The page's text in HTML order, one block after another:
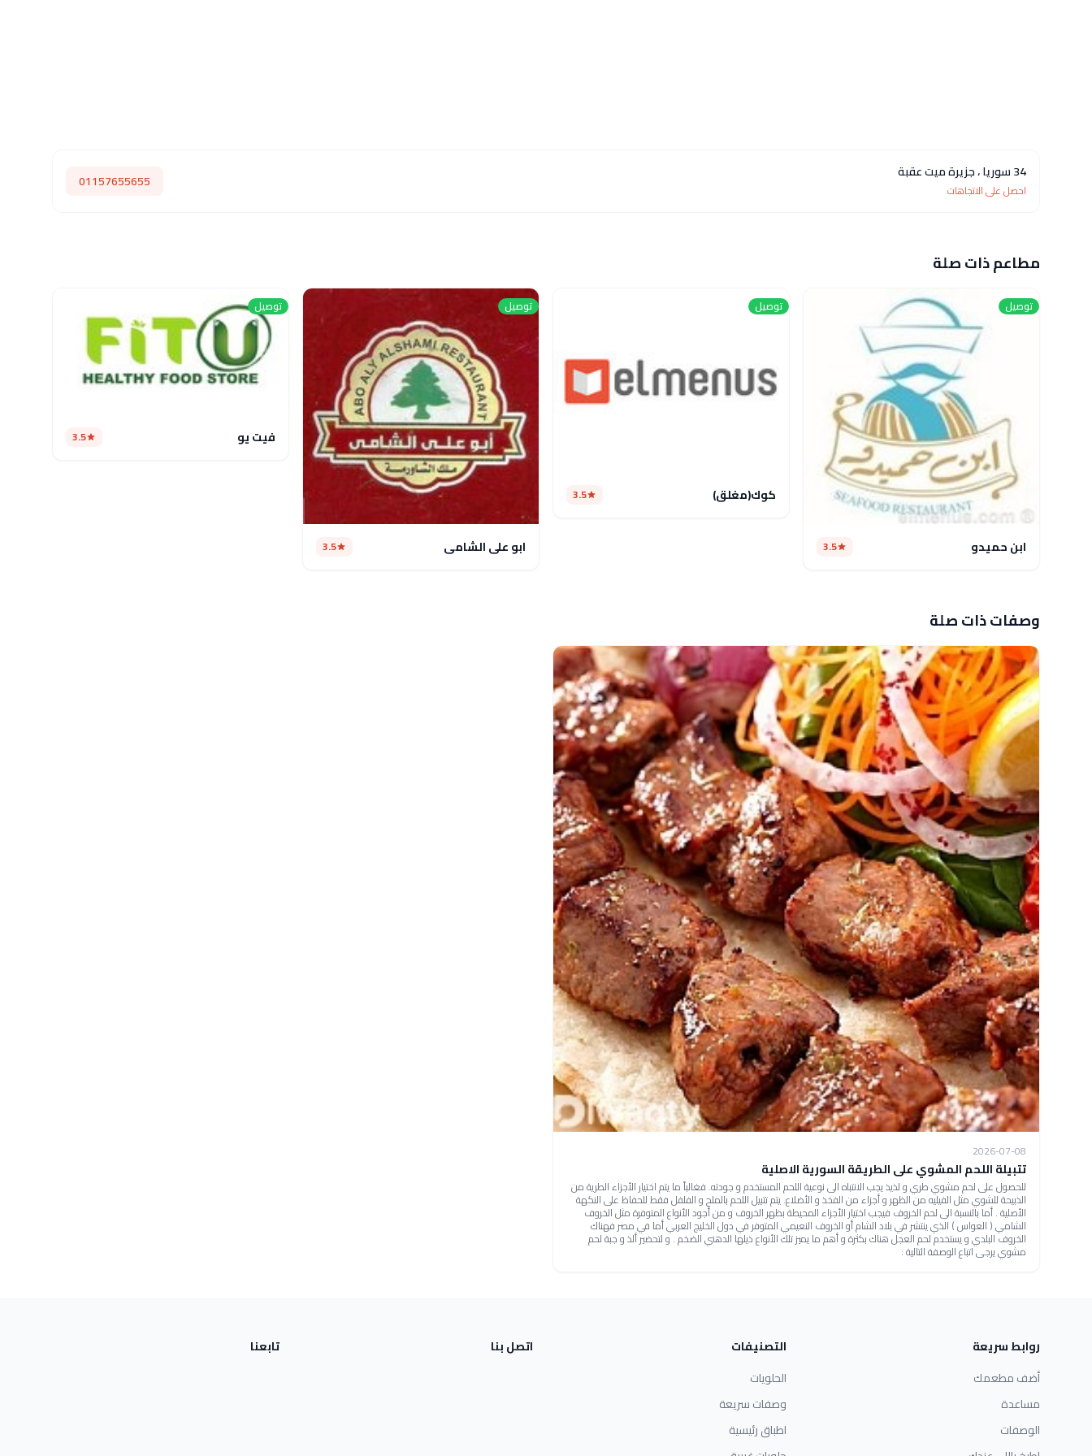
34 سوريا ، جزيرة ميت عقبة
احصل على الاتجاهات 01157655655
مطاعم ذات صلة
توصيل
ابن حميدو 3.5
توصيل
كوك(مغلق) 3.5
توصيل
ابو علي الشامي 3.5
توصيل
فيت يو 3.5
وصفات ذات صلة
2026-07-08
تتبيلة اللحم المشوي على الطريقة السورية الاصلية
للحصول على لحم مشوي طري و لذيذ يجب الانتباه الى نوعية اللحم المستخدم و جودته. فغالباً ما يتم اختيار الأجزاء الطرية من
الذبيحة للشوي مثل الفيليه من الظهر و أجزاء من الفخذ و الأضلاع. يتم تتبيل اللحم بالملح و الفلفل فقط للحفاظ على النكهة
الأصلية . أما بالنسبة الى لحم الخروف فيجب اختيار الأجزاء المحيطة بظهر الخروف و من أجود الأنواع المتوفرة مثل الخروف
الشامي ( العواس ) الذي ينتشر في بلاد الشام أو الخروف النعيمي المتوفر في دول الخليج العربي أما في مصر فهناك
الخروف البلدي و يستخدم لحم العجل هناك بكثرة و أهم ما يميز تلك الأنواع ذيلها الدهني الضخم . و لتحضير ألذ و جبة لحم
مشوي يرجى اتباع الوصفة التالية :
روابط سريعة
أضف مطعمك
مساعدة
الوصفات
التصنيفات
الحلويات
وصفات سريعة
اطباق رئيسية
اتصل بنا تابعنا